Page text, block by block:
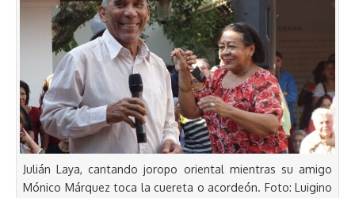
Julián Laya, cantando joropo oriental mientras su amigo
Mónico Márquez toca la cuereta o acordeón. Foto: Luigino